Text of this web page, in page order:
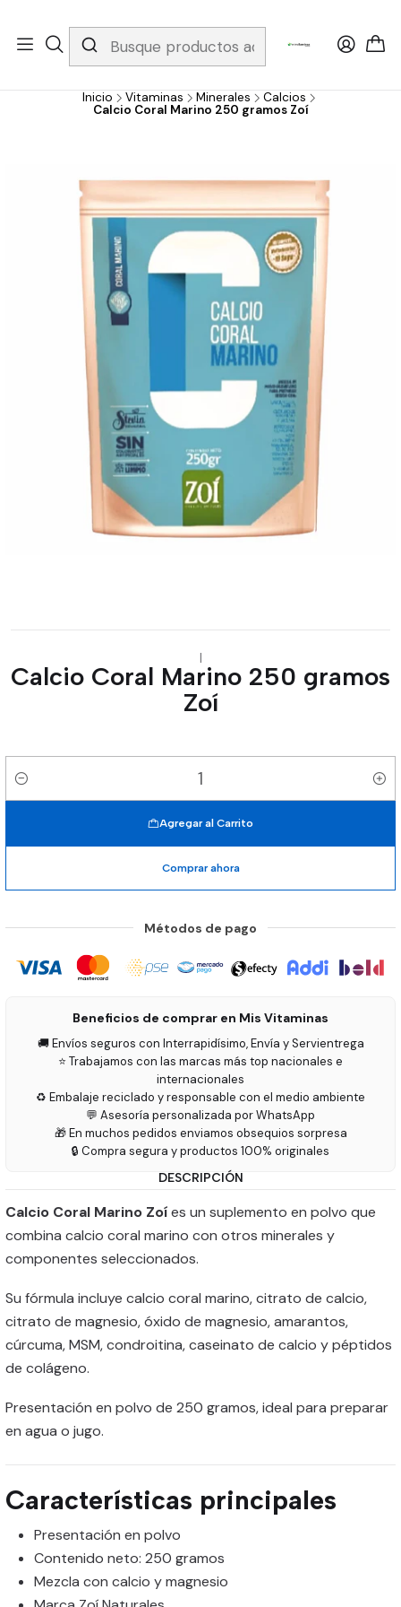
Whatsapp 3229079958/ Fijo 6019251796 / Envios a todo el país y
gratis apartir de 199.000!
Inicio Vitaminas Minerales
Calcios
Calcio Coral Marino 250 gramos Zoí
|
Calcio Coral Marino 250 gramos
Zoí
Cantidad
Agregar al Carrito
Comprar ahora
Métodos de pago
Beneficios de comprar en Mis Vitaminas
🚚 Envíos seguros con Interrapidísimo, Envía y Servientrega
⭐ Trabajamos con las marcas más top nacionales e
internacionales
♻️ Embalaje reciclado y responsable con el medio ambiente
💬 Asesoría personalizada por WhatsApp
🎁 En muchos pedidos enviamos obsequios sorpresa
🔒 Compra segura y productos 100% originales
DESCRIPCIÓN
Calcio Coral Marino Zoíes un suplemento en polvo que
combina calcio coral marino con otros minerales y
componentes seleccionados.
Su fórmula incluye calcio coral marino, citrato de calcio,
citrato de magnesio, óxido de magnesio, amarantos,
cúrcuma, MSM, condroitina, caseinato de calcio y péptidos
de colágeno.
Presentación en polvo de 250 gramos, ideal para preparar
en agua o jugo.
Características principales
Presentación en polvo
Contenido neto: 250 gramos
Mezcla con calcio y magnesio